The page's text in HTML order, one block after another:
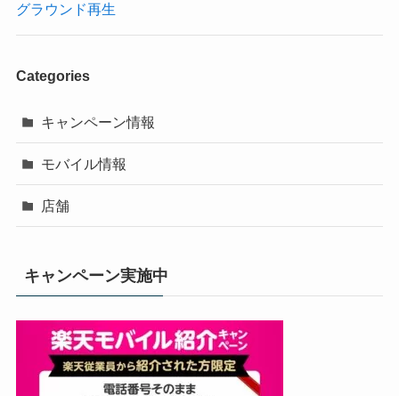
グラウンド再生
Categories
キャンペーン情報
モバイル情報
店舗
キャンペーン実施中